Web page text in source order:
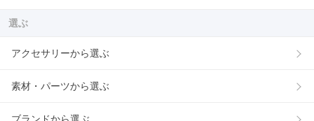
選ぶ
アクセサリーから選ぶ
素材・パーツから選ぶ